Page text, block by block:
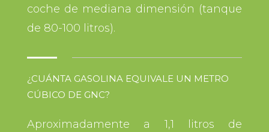
coche de mediana dimensión (tanque
de 80-100 litros).
¿CUÁNTA GASOLINA EQUIVALE UN METRO
CÚBICO DE GNC?
Aproximadamente a 1,1 litros de